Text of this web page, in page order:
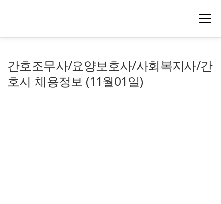
메뉴
간호조무사/요양보호사/사회복지사/간
호사 채용정보 (11월01일)